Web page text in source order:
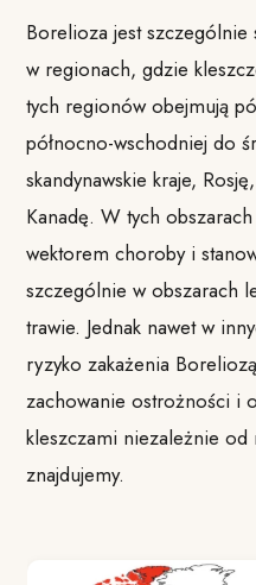
Borelioza jest
w regionach, gdzie
tych regionów obejmują
północno-wschodniej do
skandynawskie kraje,
Kanadę. W tych
wektorem choroby i
szczególnie w obszarach
trawie. Jednak nawet w
ryzyko zakażenia
zachowanie ostrożności i
kleszczami niezależnie
znajdujemy.